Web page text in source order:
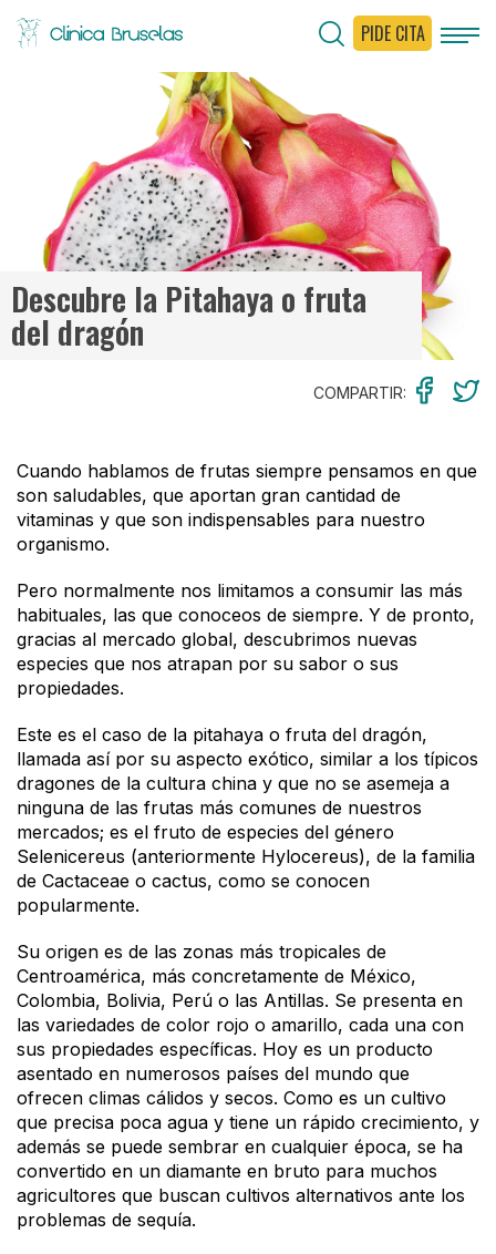
PIDE CITA
Descubre la Pitahaya o fruta
del dragón
COMPARTIR:
Cuando hablamos de frutas siempre pensamos en que
son saludables, que aportan gran cantidad de
vitaminas y que son indispensables para nuestro
organismo.
Pero normalmente nos limitamos a consumir las más
habituales, las que conoceos de siempre. Y de pronto,
gracias al mercado global, descubrimos nuevas
especies que nos atrapan por su sabor o sus
propiedades.
Este es el caso de la pitahaya o fruta del dragón,
llamada así por su aspecto exótico, similar a los típicos
dragones de la cultura china y que no se asemeja a
ninguna de las frutas más comunes de nuestros
mercados; es el fruto de especies del género
Selenicereus (anteriormente Hylocereus), de la familia
de Cactaceae o cactus, como se conocen
popularmente.
Su origen es de las zonas más tropicales de
Centroamérica, más concretamente de México,
Colombia, Bolivia, Perú o las Antillas. Se presenta en
las variedades de color rojo o amarillo, cada una con
sus propiedades específicas. Hoy es un producto
asentado en numerosos países del mundo que
ofrecen climas cálidos y secos. Como es un cultivo
que precisa poca agua y tiene un rápido crecimiento, y
además se puede sembrar en cualquier época, se ha
convertido en un diamante en bruto para muchos
agricultores que buscan cultivos alternativos ante los
problemas de sequía.